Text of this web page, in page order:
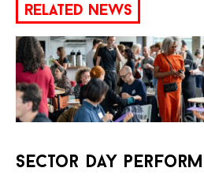
related news
sector day